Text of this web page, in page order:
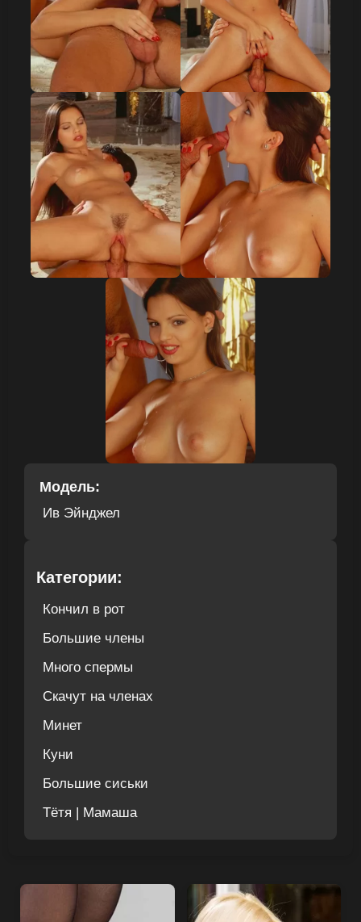
Модель:
Ив Эйнджел
Категории:
Кончил в рот
Большие члены
Много спермы
Скачут на членах
Минет
Куни
Большие сиськи
Тётя | Мамаша